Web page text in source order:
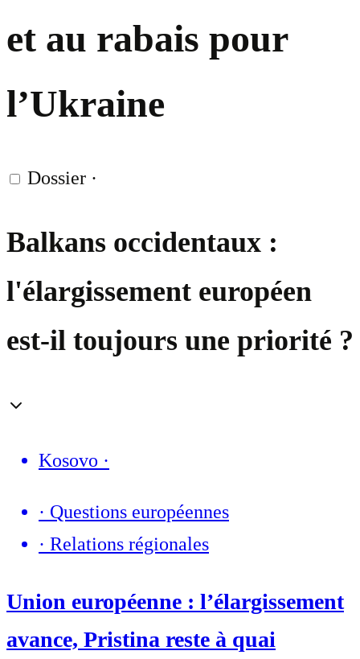
et au rabais pour
l’Ukraine
Dossier ·
Balkans occidentaux :
l'élargissement européen
est-il toujours une priorité ?
Kosovo ·
· Questions européennes
· Relations régionales
Union européenne : l’élargissement
avance, Pristina reste à quai